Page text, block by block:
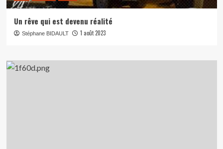
Un rêve qui est devenu réalité
Stéphane BIDAULT 1 août 2023